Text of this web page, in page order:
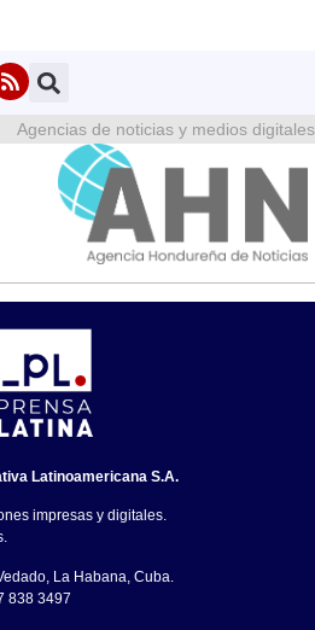
Agencias de noticias y medios digitales
Latinoamericana S.A.
impresas y digitales.
La Habana, Cuba.
838 3497